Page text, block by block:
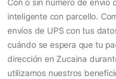
Con o sin número de envío
inteligente con parcello.
envíos de UPS con tus
cuándo se espera que tu
dirección en Zucaina
utilizamos nuestros